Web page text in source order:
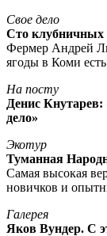
Свое дело
Сто клубничных
Фермер Андрей
ягоды в Коми
На посту
Денис Кнутарев:
дело»
Экотур
Туманная
Самая высокая
новичков и
Галерея
Яков Вундер. С